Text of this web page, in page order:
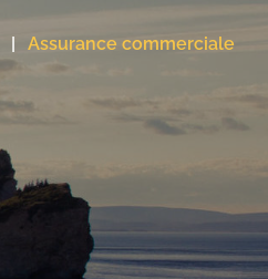
Assurance commerciale